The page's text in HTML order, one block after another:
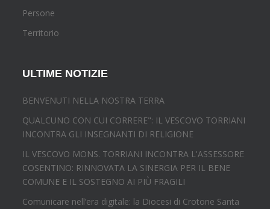
Persone
Territorio
ULTIME NOTIZIE
BENVENUTI NELLA NOSTRA TERRA
QUALCUNO CON CUI CORRERE": IL VESCOVO TORRIANI
INCONTRA GLI INSEGNANTI DI RELIGIONE
IL VESCOVO MONS. TORRIANI INCONTRA L'ASSESSORE
COSENTINO: RINNOVATA LA SINERGIA PER IL BENE
COMUNE E IL SOSTEGNO AI PIÙ FRAGILI
Comunicare nell’era digitale: la Diocesi di Crotone Santa